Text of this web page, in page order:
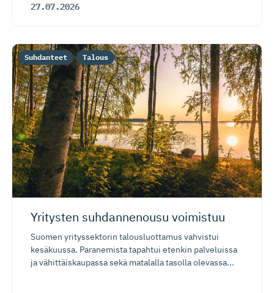
27.07.2026
Yritysten suhdannenousu voimistuu
Suomen yrityssektorin talousluottamus vahvistui
kesäkuussa. Paranemista tapahtui etenkin palveluissa
ja vähittäiskaupassa sekä matalalla tasolla olevassa...
Suhdanteet Talous